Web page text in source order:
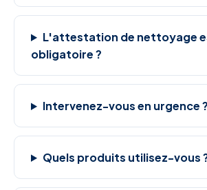
L'attestation de nettoyage
obligatoire ?
Intervenez-vous en urgence ?
Quels produits utilisez-vous